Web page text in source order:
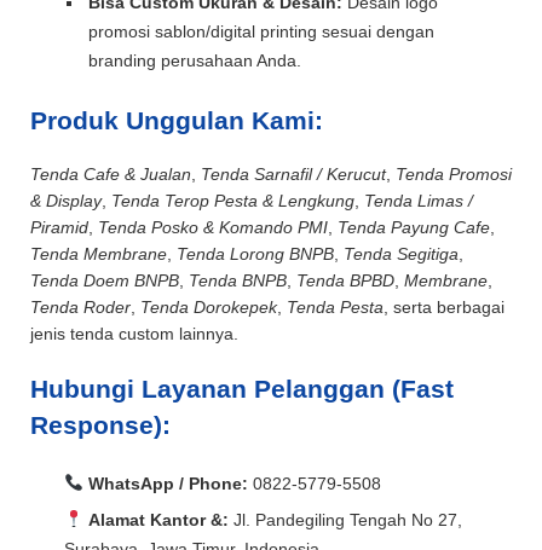
promosi sablon/digital printing sesuai dengan
branding perusahaan Anda.
Produk Unggulan Kami:
Tenda Cafe & Jualan Tenda Sarnafil / Kerucut, Tenda Promosi
& Display, Tenda Terop Pesta & Lengkung Tenda Limas /
Piramid Tenda Posko & Komando PMI Tenda Payung Cafe
Tenda Membrane Tenda Lorong BNPB Tenda Segitiga
Tenda Doem BNPB Tenda BNPB Tenda BPBD Membrane
Tenda Roder Tenda Dorokepek, Tenda Pesta , serta berbagai
jenis tenda custom lainnya.
Hubungi Layanan Pelanggan (Fast
Response):
WhatsApp / Phone: 0822-5779-5508
Alamat Kantor &: Jl. Pandegiling Tengah No 27,